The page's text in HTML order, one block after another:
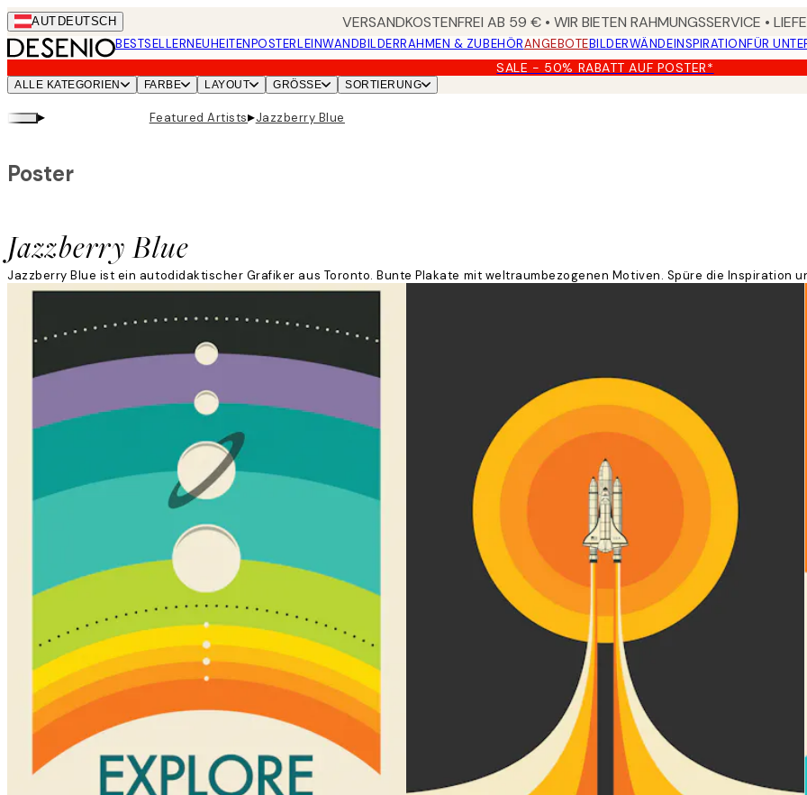
Skip
to
main
content.
AUT DEUTSCH VERSANDKOSTENFREI AB 59 € • WIR BIETEN RAHMUNGSSERVICE •
BESTSELLERNEUHEITENPOSTERLEINWANDBILDERRAHMEN & ZUBEHÖRANGEBOTEBILDERWÄNDEINSPIRATIONFÜR
SALE - 50% RABATT AUF POSTER*
ALLE KATEGORIEN FARBE LAYOUT GRÖSSE SORTIERUNG
▸ Featured Artists▸Jazzberry Blue
Jazzberry Blue
Poster
Jazzberry Blue ist ein autodidaktischer Grafiker aus Toronto. Bunte Plakate mit weltraumbezogenen Motiven. Spüre die Inspiration